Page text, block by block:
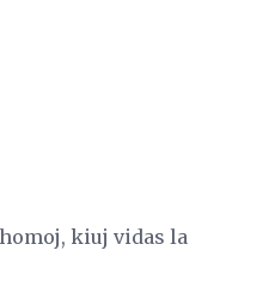
kiuj vidas la